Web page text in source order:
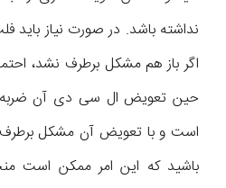
نداشته باشد. در صورت نیاز باید
اگر باز هم مشکل برطرف نشد،
حین تعویض ال سی دی آن
است و با تعویض آن مشکل
باشید که این امر ممکن است